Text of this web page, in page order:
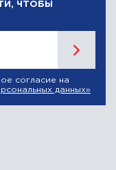
ЧТОБЫ
согласие на
данных»